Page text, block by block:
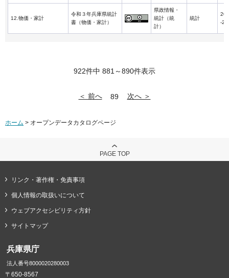
12.物価・家計
令和３年兵庫県統計
書（物価・家計）
県政情報・
統計（統
計）
統計
-24
922件中 881～890件表示
＜ 前へ 89 次へ ＞
ホーム > オープンデータカタログページ
PAGE TOP
リンク・著作権・免責事項
個人情報の取扱いについて
ウェブアクセシビリティ方針
サイトマップ
兵庫県庁
法人番号8000020280003
〒650-8567